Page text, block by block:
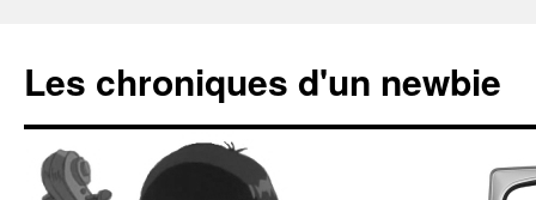
Les chroniques d'un newbie